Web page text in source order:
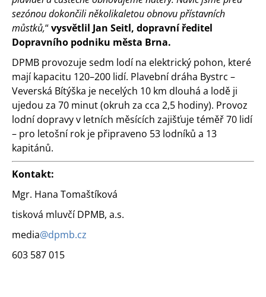
sezónou dokončili několikaletou obnovu přístavních
můstků,“vysvětlil Jan Seitl, dopravní ředitel
Dopravního podniku města Brna.
DPMB provozuje sedm lodí na elektrický pohon, které
mají kapacitu 120–200 lidí. Plavební dráha Bystrc –
Veverská Bítýška je necelých 10 km dlouhá a lodě ji
ujedou za 70 minut (okruh za cca 2,5 hodiny). Provoz
lodní dopravy v letních měsících zajišťuje téměř 70 lidí
– pro letošní rok je připraveno 53 lodníků a 13
kapitánů.
Kontakt:
Mgr. Hana Tomaštíková
tisková mluvčí DPMB, a.s.
media@dpmb.cz
603 587 015